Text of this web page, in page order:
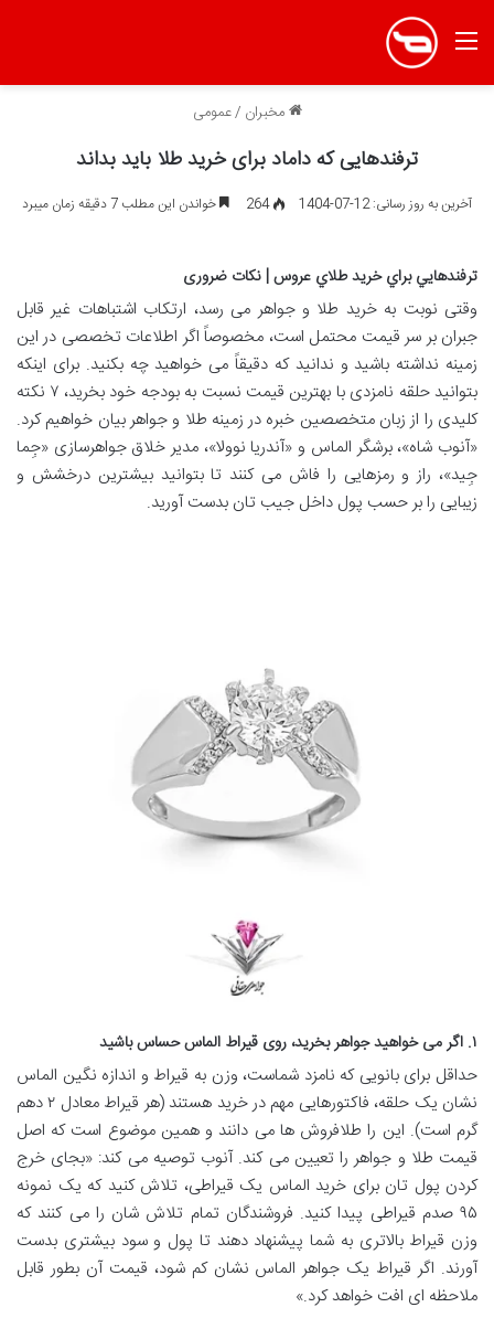
منو
مخبران /عمومی
ترفندهایی که داماد برای خرید طلا باید بداند
آخرین به روز رسانی: 12-07-1404 264 خواندن این مطلب 7 دقیقه زمان میبرد
ترفندهايي براي خريد طلاي عروس | نکات ضروری
وقتی نوبت به خرید طلا و جواهر می رسد، ارتکاب اشتباهات غیر قابل
جبران بر سر قیمت محتمل است، مخصوصاً اگر اطلاعات تخصصی در این
زمینه نداشته باشید و ندانید که دقیقاً می خواهید چه بکنید. برای اینکه
بتوانید حلقه نامزدی با بهترین قیمت نسبت به بودجه خود بخرید، ۷ نکته
کلیدی را از زبان متخصصین خبره در زمینه طلا و جواهر بیان خواهیم کرد.
«آنوب شاه»، برشگر الماس و «آندریا نوولا»، مدیر خلاق جواهرسازی «جِما
جِید»، راز و رمزهایی را فاش می کنند تا بتوانید بیشترین درخشش و
زیبایی را بر حسب پول داخل جیب تان بدست آورید.
۱. اگر می خواهید جواهر بخرید، روی قیراط الماس حساس باشید
حداقل برای بانویی که نامزد شماست، وزن به قیراط و اندازه نگین الماس
نشان یک حلقه، فاکتورهایی مهم در خرید هستند (هر قیراط معادل ۲ دهم
گرم است). این را طلافروش ها می دانند و همین موضوع است که اصل
قیمت طلا و جواهر را تعیین می کند. آنوب توصیه می کند: «بجای خرج
کردن پول تان برای خرید الماس یک قیراطی، تلاش کنید که یک نمونه
۹۵ صدم قیراطی پیدا کنید. فروشندگان تمام تلاش شان را می کنند که
وزن قیراط بالاتری به شما پیشنهاد دهند تا پول و سود بیشتری بدست
آورند. اگر قیراط یک جواهر الماس نشان کم شود، قیمت آن بطور قابل
ملاحظه ای افت خواهد کرد.»